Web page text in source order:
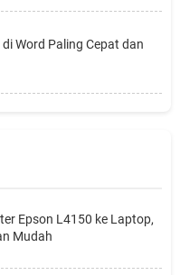
Word Paling Cepat dan
Epson L4150 ke Laptop,
Mudah